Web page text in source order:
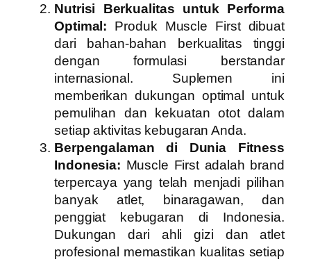
Nutrisi Berkualitas untuk Performa
Optimal: Produk Muscle First dibuat
dari bahan-bahan berkualitas tinggi
dengan formulasi berstandar
internasional. Suplemen ini
memberikan dukungan optimal untuk
pemulihan dan kekuatan otot dalam
setiap aktivitas kebugaran Anda.
Berpengalaman di Dunia Fitness
Indonesia: Muscle First adalah brand
terpercaya yang telah menjadi pilihan
banyak atlet, binaragawan, dan
penggiat kebugaran di Indonesia.
Dukungan dari ahli gizi dan atlet
profesional memastikan kualitas setiap